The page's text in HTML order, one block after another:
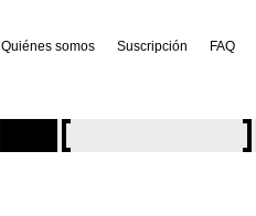
Quiénes somos Suscripción FAQ